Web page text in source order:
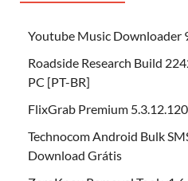
Youtube Music Downloader
Roadside Research Build
PC [PT-BR]
FlixGrab Premium
Technocom Android Bulk
Download Grátis